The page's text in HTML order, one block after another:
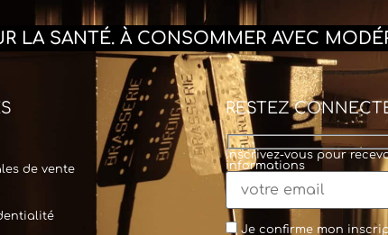
LA SANTÉ. À CONSOMMER AVEC
de vente
RESTEZ
Inscrivez-vous pour
informations
Je confirme mon